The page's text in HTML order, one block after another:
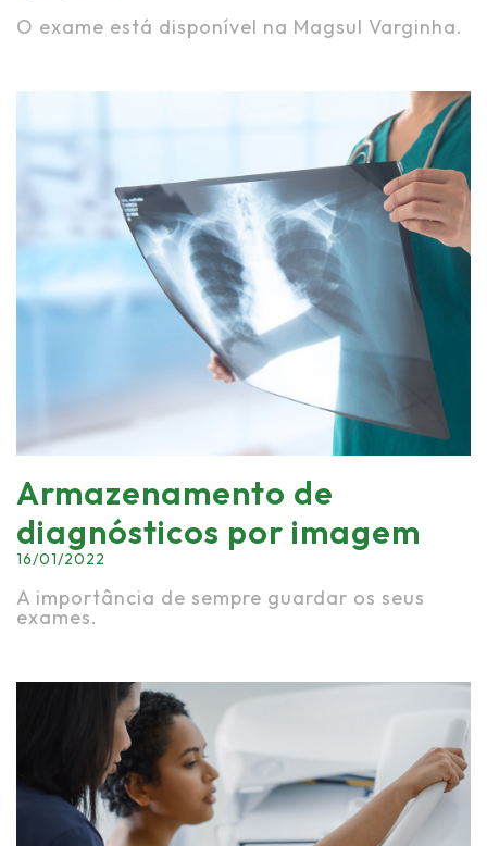
O exame está disponível na Magsul Varginha.
Armazenamento de
diagnósticos por imagem
16/01/2022
A importância de sempre guardar os seus
exames.